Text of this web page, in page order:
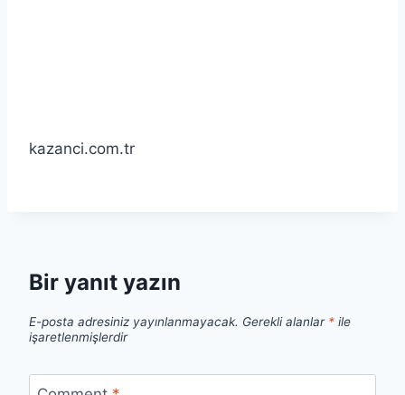
kazanci.com.tr
Bir yanıt yazın
E-posta adresiniz yayınlanmayacak. Gerekli alanlar * ile
işaretlenmişlerdir